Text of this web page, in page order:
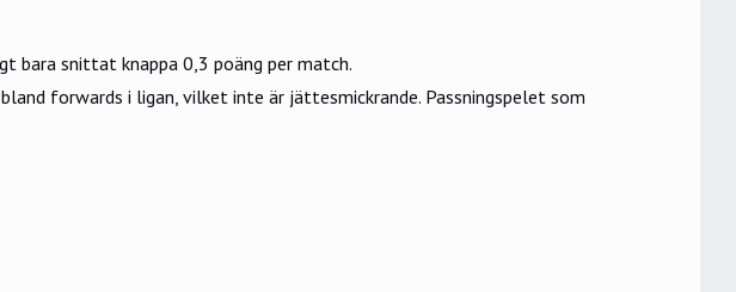
bara snittat knappa 0,3 poäng per match.
forwards i ligan, vilket inte är jättesmickrande. Passningspelet som